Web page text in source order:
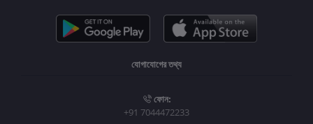
যোগাযোগের তথ্য
ফোন:
+91 7044472233